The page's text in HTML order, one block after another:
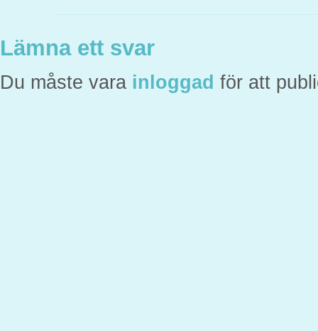
Lämna ett svar
Du måste vara inloggad för att